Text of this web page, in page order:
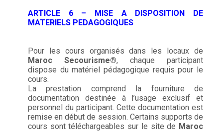
ARTICLE 6 – MISE A DISPOSITION DE
MATERIELS PEDAGOGIQUES
Pour les cours organisés dans les locaux de
Maroc Secourisme®, chaque participant
dispose du matériel pédagogique requis pour le
cours.
La prestation comprend la fourniture de
documentation destinée à l’usage exclusif et
personnel du participant. Cette documentation est
remise en début de session. Certains supports de
cours sont téléchargeables sur le site de Maroc